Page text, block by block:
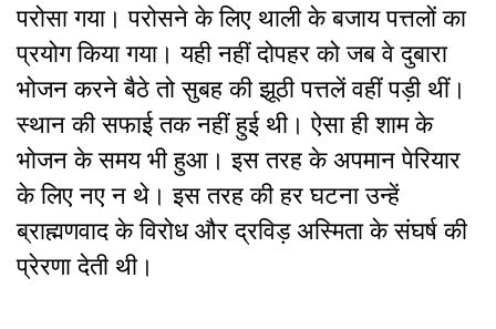
परोसा गया। परोसने के लिए थाली के बजाय पत्तलों का
प्रयोग किया गया। यही नहीं दोपहर को जब वे दुबारा
भोजन करने बैठे तो सुबह की झूठी पत्तलें वहीं पड़ी थीं।
स्थान की सफाई तक नहीं हुई थी। ऐसा ही शाम के
भोजन के समय भी हुआ। इस तरह के अपमान पेरियार
के लिए नए न थे। इस तरह की हर घटना उन्हें
ब्राह्मणवाद के विरोध और द्रविड़ अस्मिता के संघर्ष की
प्रेरणा देती थी।